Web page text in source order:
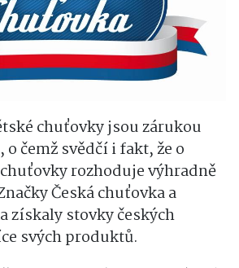
chuťovky jsou zárukou
čemž svědčí i fakt, že o
rozhoduje výhradně
Česká chuťovka a
získaly stovky českých
svých produktů.